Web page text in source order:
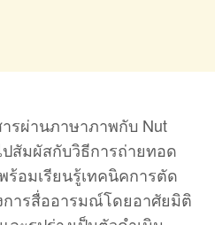
รผ่านภาษาภาพกับ Nut
สัมผัสกับวิธีการถ่ายทอด
ร้อมเรียนรู้เทคนิคการตัด
ารสื่ออารมณ์โดยอาศัยมิติ